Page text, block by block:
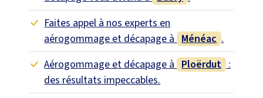
Faites appel à nos experts en
aérogommage et décapage à Ménéac .
Aérogommage et décapage à Ploërdut :
des résultats impeccables.